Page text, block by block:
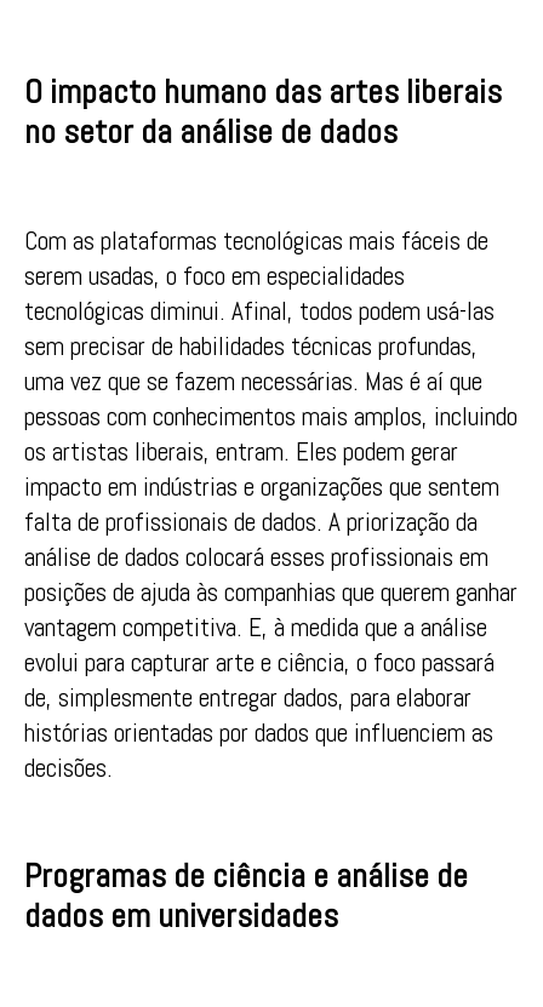
O impacto humano das artes liberais
no setor da análise de dados
Com as plataformas tecnológicas mais fáceis de
serem usadas, o foco em especialidades
tecnológicas diminui. Afinal, todos podem usá-las
sem precisar de habilidades técnicas profundas,
uma vez que se fazem necessárias. Mas é aí que
pessoas com conhecimentos mais amplos, incluindo
os artistas liberais, entram. Eles podem gerar
impacto em indústrias e organizações que sentem
falta de profissionais de dados. A priorização da
análise de dados colocará esses profissionais em
posições de ajuda às companhias que querem ganhar
vantagem competitiva. E, à medida que a análise
evolui para capturar arte e ciência, o foco passará
de, simplesmente entregar dados, para elaborar
histórias orientadas por dados que influenciem as
decisões.
Programas de ciência e análise de
dados em universidades